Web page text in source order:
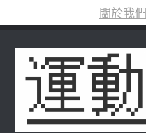
關於我們